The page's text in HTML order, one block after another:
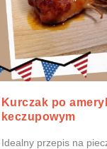
Kurczak po
keczupowym
Idealny przepis na